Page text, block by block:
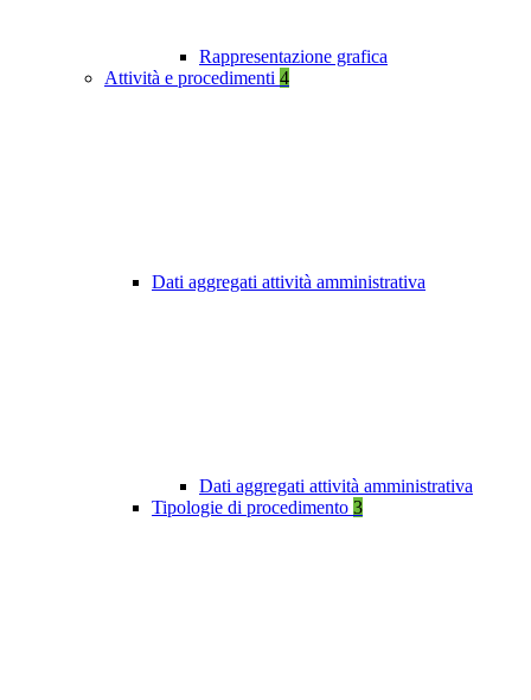
Rappresentazione grafica
Attività e procedimenti 4
Dati aggregati attività amministrativa
Dati aggregati attività amministrativa
Tipologie di procedimento 3